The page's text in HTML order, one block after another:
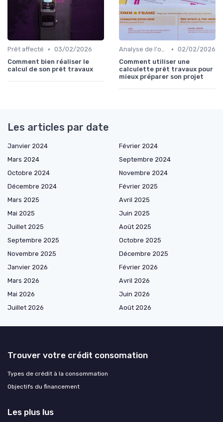
Prêt affecté • 03/02/2026
Comment bien réaliser le
calcul de son prêt travaux
Analyse de l'offre de prêt • 02/02/2026
Comment utiliser une
calculette prêt travaux pour
mieux préparer son projet
Les articles par date
Janvier 2024
Février 2024
Mars 2024
Septembre 2024
Octobre 2024
Novembre 2024
Décembre 2024
Février 2025
Mars 2025
Avril 2025
Mai 2025
Juin 2025
Juillet 2025
Août 2025
Septembre 2025
Octobre 2025
Novembre 2025
Décembre 2025
Janvier 2026
Février 2026
Mars 2026
Avril 2026
Mai 2026
Juin 2026
Juillet 2026
Août 2026
Trouver votre crédit consomation
Types de crédit à la consommation
Objectifs du financement
Les plus lus